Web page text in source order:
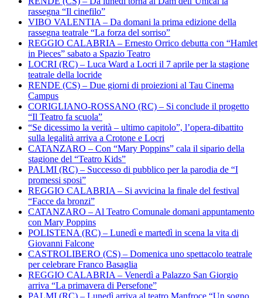
rassegna “Il cinefilo”
VIBO VALENTIA – Da domani la prima edizione della
rassegna teatrale “La forza del sorriso”
REGGIO CALABRIA – Ernesto Orrico debutta con “Hamlet
in Pieces” sabato a Spazio Teatro
LOCRI (RC) – Luca Ward a Locri il 7 aprile per la stagione
teatrale della locride
RENDE (CS) – Due giorni di proiezioni al Tau Cinema
Campus
CORIGLIANO-ROSSANO (RC) – Si conclude il progetto
“Il Teatro fa scuola”
“Se dicessimo la verità – ultimo capitolo”, l’opera-dibattito
sulla legalità arriva a Crotone e Locri
CATANZARO – Con “Mary Poppins” cala il sipario della
stagione del “Teatro Kids”
PALMI (RC) – Successo di pubblico per la parodia de “I
promessi sposi”
REGGIO CALABRIA – Si avvicina la finale del festival
“Facce da bronzi”
CATANZARO – Al Teatro Comunale domani appuntamento
con Mary Poppins
POLISTENA (RC) – Lunedì e martedì in scena la vita di
Giovanni Falcone
CASTROLIBERO (CS) – Domenica uno spettacolo teatrale
per celebrare Franco Basaglia
REGGIO CALABRIA – Venerdì a Palazzo San Giorgio
arriva “La primavera di Persefone”